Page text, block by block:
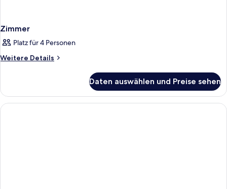
Zimmer
Platz für 4 Personen
Weitere Details
Weitere
Daten auswählen und Preise sehen